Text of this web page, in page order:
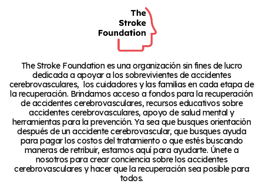
The Stroke Foundation es una organización sin fines de lucro
dedicada a apoyar a los sobrevivientes de accidentes
cerebrovasculares, los cuidadores y las familias en cada etapa de
la recuperación. Brindamos acceso a fondos para la recuperación
de accidentes cerebrovasculares, recursos educativos sobre
accidentes cerebrovasculares, apoyo de salud mental y
herramientas para la prevención. Ya sea que busques orientación
después de un accidente cerebrovascular, que busques ayuda
para pagar los costos del tratamiento o que estés buscando
maneras de retribuir, estamos aquí para ayudarte. Únete a
nosotros para crear conciencia sobre los accidentes
cerebrovasculares y hacer que la recuperación sea posible para
todos.